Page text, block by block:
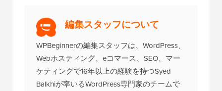
編集スタッフについて
WPBeginnerの編集スタッフは、WordPress、
Webホスティング、eコマース、SEO、マー
ケティングで16年以上の経験を持つSyed
Balkhiが率いるWordPress専門家のチームで